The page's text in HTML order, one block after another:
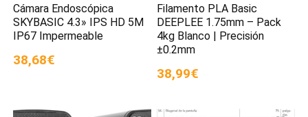
Cámara Endoscópica
SKYBASIC 4.3» IPS HD 5M
IP67 Impermeable
38,68€
Filamento PLA Basic
DEEPLEE 1.75mm – Pack
4kg Blanco | Precisión
±0.2mm
38,99€